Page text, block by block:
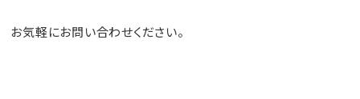
お気軽にお問い合わせください。